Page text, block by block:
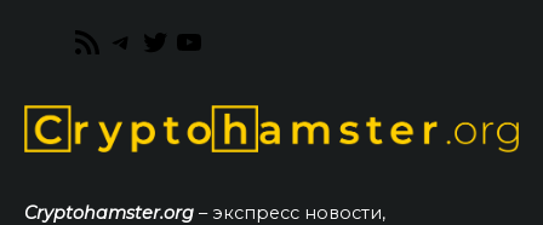
RSS
Telegram
Twitter
Cryptohamster.org – экспресс новости,